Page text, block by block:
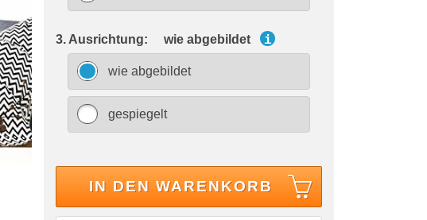
3. Ausrichtung: wie abgebildet i
wie abgebildet
gespiegelt
IN DEN WARENKORB